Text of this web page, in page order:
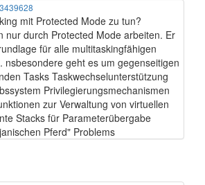
mit Protected Mode zu tun?
nur durch Protected Mode arbeiten. Er
für alle multitaskingfähigen
nsbesondere geht es um gegenseitigen
Tasks Taskwechselunterstützung
Privilegierungsmechanismen
zur Verwaltung von virtuellen
Stacks für Parameterübergabe
Pferd" Problems